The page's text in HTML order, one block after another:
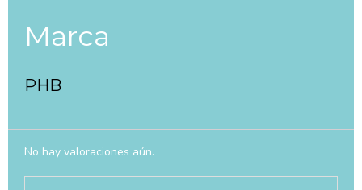
Marca
PHB
No hay valoraciones aún.